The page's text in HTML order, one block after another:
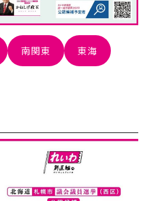
南関東 東海